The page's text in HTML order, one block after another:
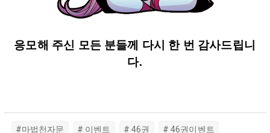
응모해 주신 모든 분들께 다시 한 번 감사드립니
다.
#마법천자문 # 이벤트 # 46권
# 46권이벤트